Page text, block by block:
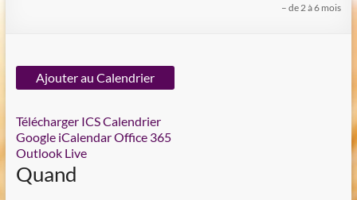
– de 2 à 6 mois
Ajouter au Calendrier
Télécharger ICSCalendrier
Google iCalendarOffice 365
Outlook Live
Quand